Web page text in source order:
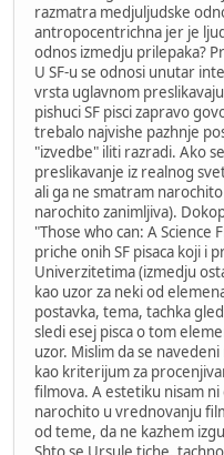
razmatra medjuljudske
antropocentrichna jer je
odnos izmedju prilepaka?
U SF-u se odnosi unutar
vrsta uglavnom
pishuci SF pisci zapravo
trebalo najvishe pazhnje
"izvedbe" iliti razradi. Ako
preslikavanje iz realnog
ali ga ne smatram
narochito zanimljiva).
"Those who can: A Science
priche onih SF pisaca koji i
Univerzitetima (izmedju
kao uzor za neki od
postavka, tema, tachka
sledi esej pisca o tom
uzor. Mislim da se
kao kriterijum za
filmova. A estetiku nisam
narochito u vrednovanju
od teme, da ne kazhem